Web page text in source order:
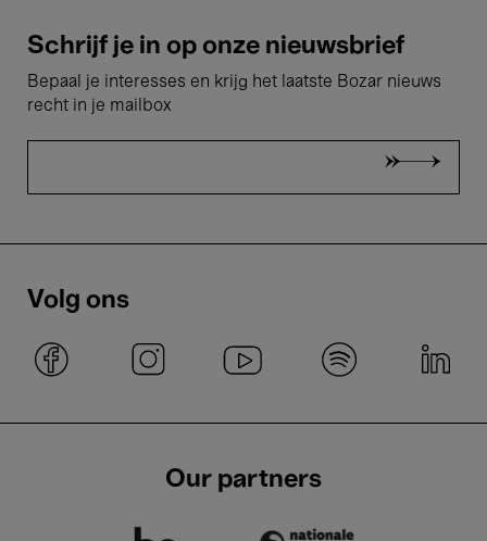
Schrijf je in op onze nieuwsbrief
Bepaal je interesses en krijg het laatste Bozar nieuws
recht in je mailbox
Volg ons
Our partners